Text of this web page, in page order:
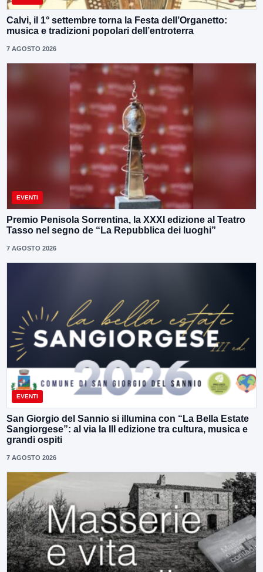
Calvi, il 1° settembre torna la Festa dell’Organetto:
musica e tradizioni popolari dell’entroterra
7 AGOSTO 2026
EVENTI
Premio Penisola Sorrentina, la XXXI edizione al Teatro
Tasso nel segno de “La Repubblica dei luoghi”
7 AGOSTO 2026
EVENTI
San Giorgio del Sannio si illumina con “La Bella Estate
Sangiorgese”: al via la III edizione tra cultura, musica e
grandi ospiti
7 AGOSTO 2026